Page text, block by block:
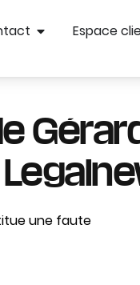
Espace
une faute